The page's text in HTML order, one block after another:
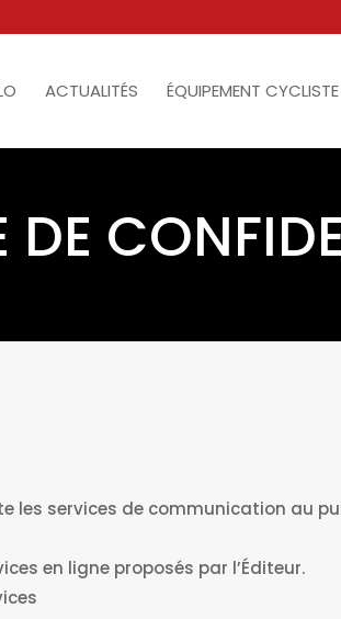
ACTUALITÉS ÉQUIPEMENT CYCLISTE
DE
les services de communication au
en ligne proposés par l’Éditeur.